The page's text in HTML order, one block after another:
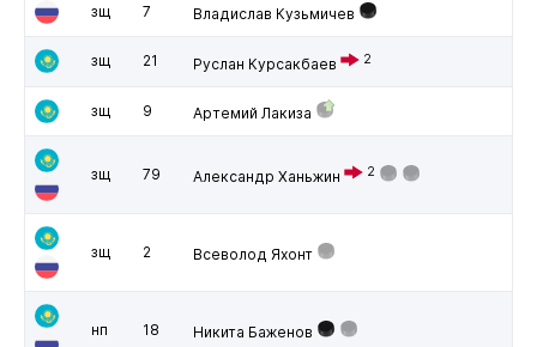
зщ 7 Владислав Кузьмичев
зщ 21 Руслан Курсакбаев 2
зщ 9 Артемий Лакиза
зщ 79 Александр Ханьжин 2
зщ 2 Всеволод Яхонт
нп 18 Никита Баженов